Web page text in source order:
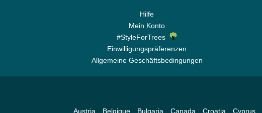
Hilfe
Mein Konto
#StyleForTrees
Einwilligungspräferenzen
Allgemeine Geschäftsbedingungen
Austria Belgique Bulgaria Canada Croatia Cyprus